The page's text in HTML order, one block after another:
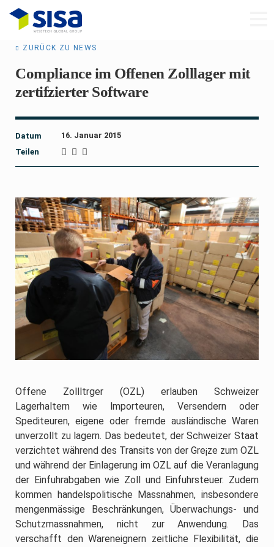
ZURÜCK ZU NEWS
Compliance im Offenen Zolllager mit
zertifzierter Software
Datum
16. Januar 2015
Teilen
Offene Zollltrger (OZL) erlauben Schweizer
Lagerhaltern wie lmporteuren, Versendern oder
Spediteuren, eigene oder fremde ausländische Waren
unverzollt zu lagern. Das bedeutet, der Schweizer Staat
verzichtet während des Transits von der Gre¡ze zum OZL
und während der Einlagerung im OZL auf die Veranlagung
der Einfuhrabgaben wie Zoll und Einfuhrsteuer. Zudem
kommen handelspolitische Massnahmen, insbesondere
mengenmässige Beschränkungen, Überwachungs- und
Schutzmassnahmen, nicht zur Anwendung. Das
verschafft den Wareneignern zeitliche Flexibilität, die